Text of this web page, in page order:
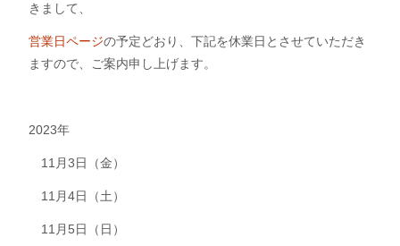
きまして、
営業日ページの予定どおり、下記を休業日とさせていただき
ますので、ご案内申し上げます。
2023年
11月3日（金）
11月4日（土）
11月5日（日）